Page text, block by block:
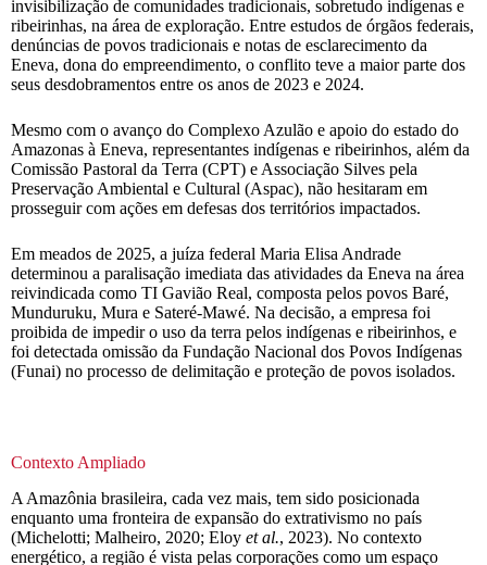
invisibilização de comunidades tradicionais, sobretudo indígenas e
ribeirinhas, na área de exploração. Entre estudos de órgãos federais,
denúncias de povos tradicionais e notas de esclarecimento da
Eneva, dona do empreendimento, o conflito teve a maior parte dos
seus desdobramentos entre os anos de 2023 e 2024.
Mesmo com o avanço do Complexo Azulão e apoio do estado do
Amazonas à Eneva, representantes indígenas e ribeirinhos, além da
Comissão Pastoral da Terra (CPT) e Associação Silves pela
Preservação Ambiental e Cultural (Aspac), não hesitaram em
prosseguir com ações em defesas dos territórios impactados.
Em meados de 2025, a juíza federal Maria Elisa Andrade
determinou a paralisação imediata das atividades da Eneva na área
reivindicada como TI Gavião Real, composta pelos povos Baré,
Munduruku, Mura e Sateré-Mawé. Na decisão, a empresa foi
proibida de impedir o uso da terra pelos indígenas e ribeirinhos, e
foi detectada omissão da Fundação Nacional dos Povos Indígenas
(Funai) no processo de delimitação e proteção de povos isolados.
Contexto Ampliado
A Amazônia brasileira, cada vez mais, tem sido posicionada
enquanto uma fronteira de expansão do extrativismo no país
(Michelotti; Malheiro, 2020; Eloy et al., 2023). No contexto
energético, a região é vista pelas corporações como um espaço